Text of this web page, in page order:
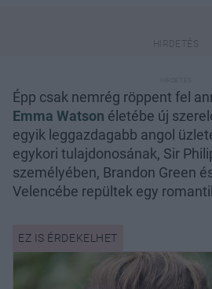
Épp csak nemrég röppent fel
Emma Watson életébe új
egyik leggazdagabb angol
egykori tulajdonosának, Sir
személyében, Brandon Green
Velencébe repültek egy